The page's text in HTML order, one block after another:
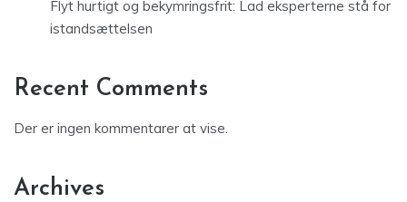
Flyt hurtigt og bekymringsfrit: Lad eksperterne stå for
istandsættelsen
Recent Comments
Der er ingen kommentarer at vise.
Archives